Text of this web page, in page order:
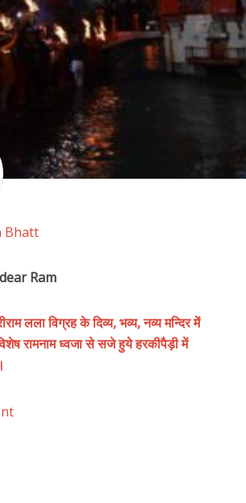
Bhatt
Ram
लला विग्रह के दिव्य, भव्य, नव्य मन्दिर में
रामनाम ध्वजा से सजे हुये हरकीपैड़ी में